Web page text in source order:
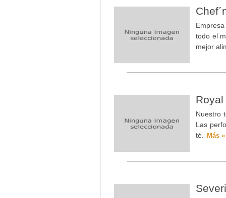
todo el
mejor
Nuestro
Las
té.
Más »